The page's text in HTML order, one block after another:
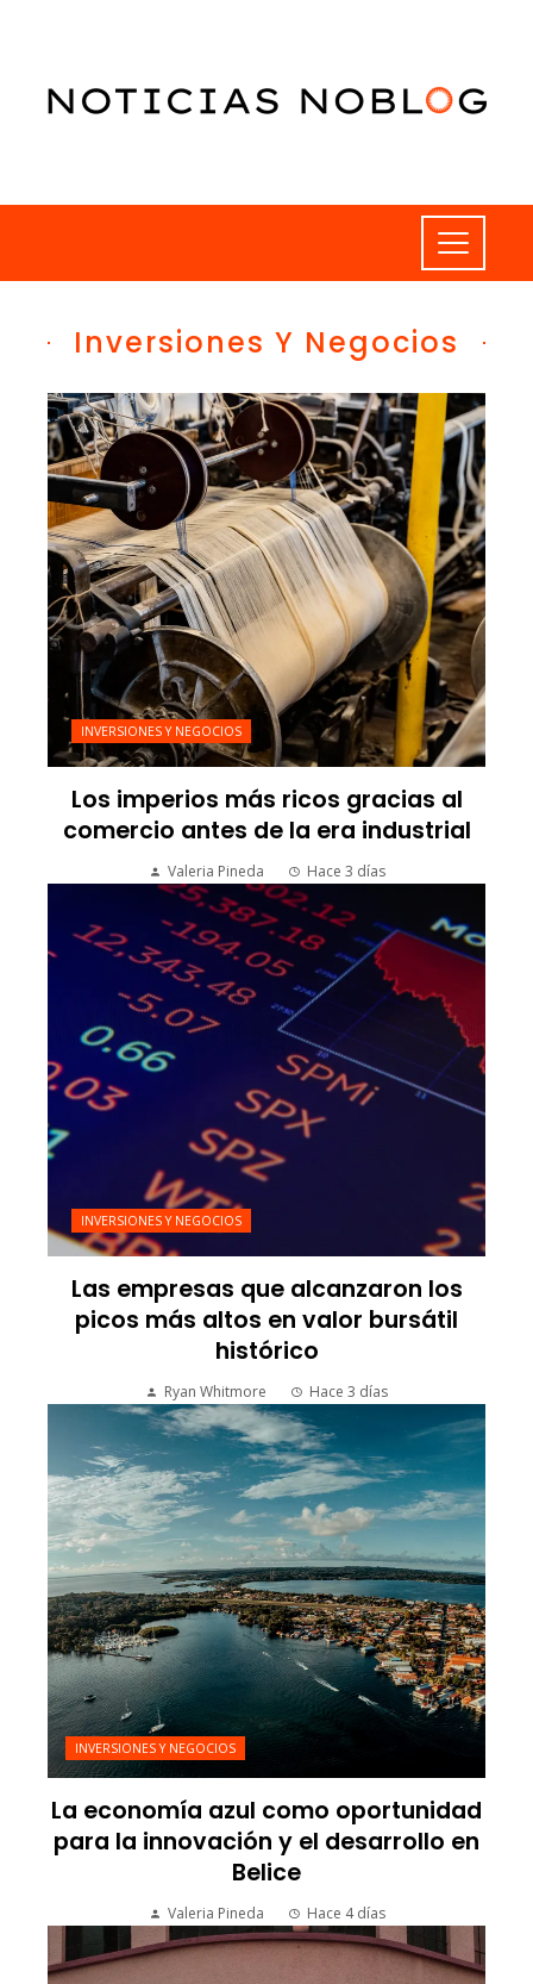
Inversiones Y Negocios
INVERSIONES Y NEGOCIOS
Los imperios más ricos gracias al
comercio antes de la era industrial
Valeria Pineda Hace 3 días
INVERSIONES Y NEGOCIOS
Las empresas que alcanzaron los
picos más altos en valor bursátil
histórico
Ryan Whitmore Hace 3 días
INVERSIONES Y NEGOCIOS
La economía azul como oportunidad
para la innovación y el desarrollo en
Belice
Valeria Pineda Hace 4 días